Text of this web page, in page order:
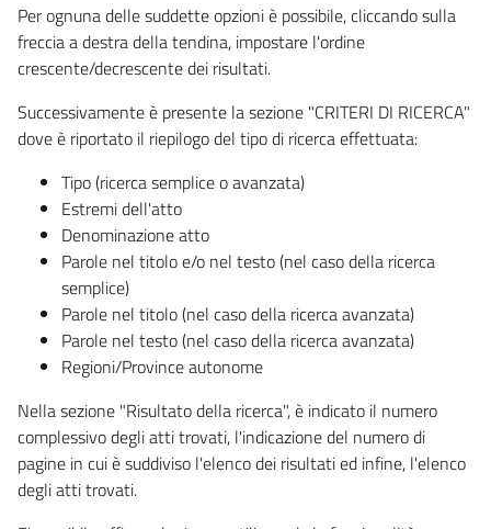
Per ognuna delle suddette opzioni è possibile, cliccando sulla
freccia a destra della tendina, impostare l'ordine
crescente/decrescente dei risultati.
Successivamente è presente la sezione "CRITERI DI RICERCA"
dove è riportato il riepilogo del tipo di ricerca effettuata:
Tipo (ricerca semplice o avanzata)
Estremi dell'atto
Denominazione atto
Parole nel titolo e/o nel testo (nel caso della ricerca
semplice)
Parole nel titolo (nel caso della ricerca avanzata)
Parole nel testo (nel caso della ricerca avanzata)
Regioni/Province autonome
Nella sezione "Risultato della ricerca", è indicato il numero
complessivo degli atti trovati, l'indicazione del numero di
pagine in cui è suddiviso l'elenco dei risultati ed infine, l'elenco
degli atti trovati.